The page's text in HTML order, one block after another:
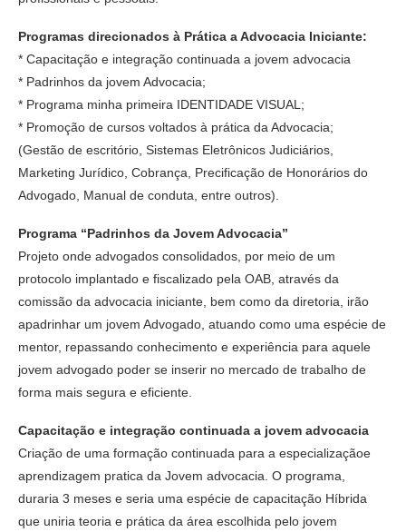
Programas direcionados à Prática a Advocacia Iniciante:
* Capacitação e integração continuada a jovem advocacia
* Padrinhos da jovem Advocacia;
* Programa minha primeira IDENTIDADE VISUAL;
* Promoção de cursos voltados à prática da Advocacia;
(Gestão de escritório, Sistemas Eletrônicos Judiciários,
Marketing Jurídico, Cobrança, Precificação de Honorários do
Advogado, Manual de conduta, entre outros).
Programa “Padrinhos da Jovem Advocacia”
Projeto onde advogados consolidados, por meio de um
protocolo implantado e fiscalizado pela OAB, através da
comissão da advocacia iniciante, bem como da diretoria, irão
apadrinhar um jovem Advogado, atuando como uma espécie de
mentor, repassando conhecimento e experiência para aquele
jovem advogado poder se inserir no mercado de trabalho de
forma mais segura e eficiente.
Capacitação e integração continuada a jovem advocacia
Criação de uma formação continuada para a especializaçãoe
aprendizagem pratica da Jovem advocacia. O programa,
duraria 3 meses e seria uma espécie de capacitação Híbrida
que uniria teoria e prática da área escolhida pelo jovem